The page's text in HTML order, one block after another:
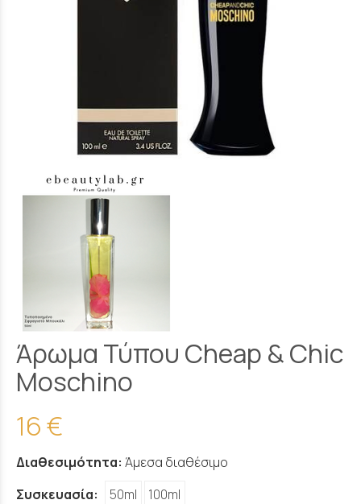
Άρωμα Τύπου Cheap & Chic
Moschino
16 €
Διαθεσιμότητα: Άμεσα διαθέσιμο
Συσκευασία:
50ml 100ml